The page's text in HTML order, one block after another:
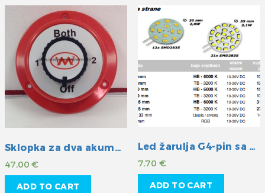
Sklopka za dva akumulatora
47,00€
ADD TO CART
Led žarulja G4-pin sa strane hladna
7,70 €
ADD TO CART